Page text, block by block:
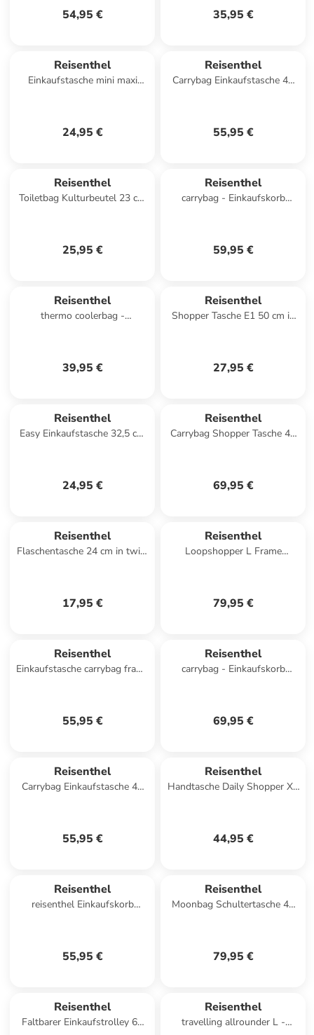
54,95 € 35,95 €
Reisenthel
Einkaufstasche mini maxi
24,95 €
Reisenthel
Carrybag Einkaufstasche 48
55,95 €
Reisenthel
Toiletbag Kulturbeutel 23 cm
25,95 €
Reisenthel
carrybag - Einkaufskorb
59,95 €
Reisenthel
thermo coolerbag -
39,95 €
Reisenthel
Shopper Tasche E1 50 cm in
27,95 €
Reisenthel
Easy Einkaufstasche 32,5 cm
24,95 €
Reisenthel
Carrybag Shopper Tasche 48
69,95 €
Reisenthel
Flaschentasche 24 cm in twist
17,95 €
Reisenthel
Loopshopper L Frame
79,95 €
Reisenthel
Einkaufstasche carrybag frame
55,95 €
Reisenthel
carrybag - Einkaufskorb
69,95 €
Reisenthel
Carrybag Einkaufstasche 48
55,95 €
Reisenthel
Handtasche Daily Shopper XS
44,95 €
Reisenthel
reisenthel Einkaufskorb
55,95 €
Reisenthel
Moonbag Schultertasche 48
79,95 €
Reisenthel
Faltbarer Einkaufstrolley 66
Reisenthel
travelling allrounder L -